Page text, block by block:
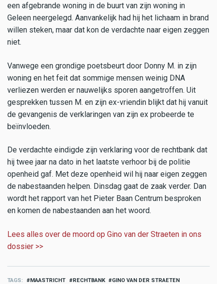
een afgebrande woning in de buurt van zijn woning in
Geleen neergelegd. Aanvankelijk had hij het lichaam in brand
willen steken, maar dat kon de verdachte naar eigen zeggen
niet.
Vanwege een grondige poetsbeurt door Donny M. in zijn
woning en het feit dat sommige mensen weinig DNA
verliezen werden er nauwelijks sporen aangetroffen. Uit
gesprekken tussen M. en zijn ex-vriendin blijkt dat hij vanuit
de gevangenis de verklaringen van zijn ex probeerde te
beïnvloeden.
De verdachte eindigde zijn verklaring voor de rechtbank dat
hij twee jaar na dato in het laatste verhoor bij de politie
openheid gaf. Met deze openheid wil hij naar eigen zeggen
de nabestaanden helpen. Dinsdag gaat de zaak verder. Dan
wordt het rapport van het Pieter Baan Centrum besproken
en komen de nabestaanden aan het woord.
Lees alles over de moord op Gino van der Straeten in ons
dossier >>
TAGS MAASTRICHT RECHTBANK GINO VAN DER STRAETEN